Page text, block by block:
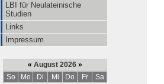
LBI für Neulateinische
Studien
Links
Impressum
« August 2026 »
So
Mo Di Mi Do Fr
Sa